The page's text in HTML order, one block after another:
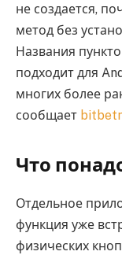
не создается,
метод без
Названия
подходит для
многих более
сообщает
Что
Отдельное
функция уже
физических